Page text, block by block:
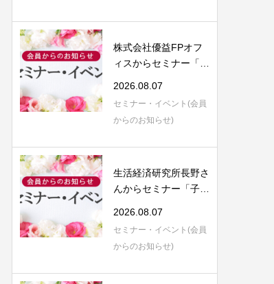
株式会社優益FPオフ
ィスからセミナー「生
2026.08.07
セミナー・イベント(会員
からのお知らせ)
生活経済研究所長野さ
んからセミナー「子育
2026.08.07
セミナー・イベント(会員
からのお知らせ)